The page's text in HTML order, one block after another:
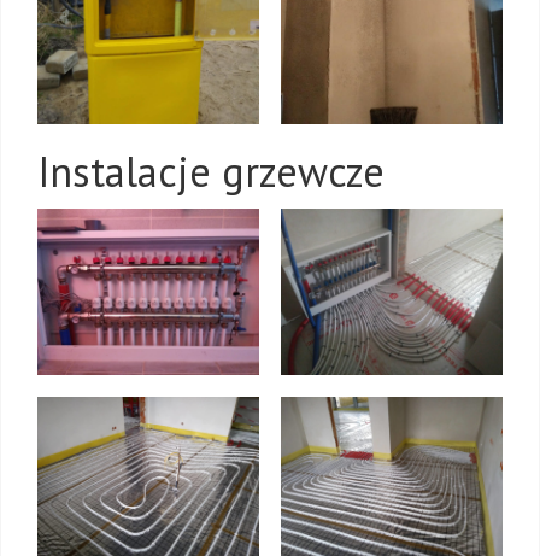
Instalacje grzewcze